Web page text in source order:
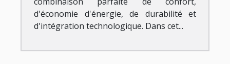
d'économie d'énergie, de durabilité et
d'intégration technologique. Dans cet...